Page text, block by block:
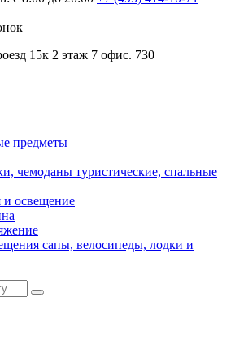
15к 2 этаж 7 офис. 730
предметы
чемоданы туристические, спальные
и освещение
сапы, велосипеды, лодки и